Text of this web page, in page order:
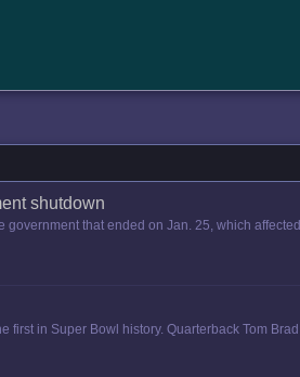
shutdown
that ended on Jan. 25, which affected
in Super Bowl history. Quarterback Tom Brad